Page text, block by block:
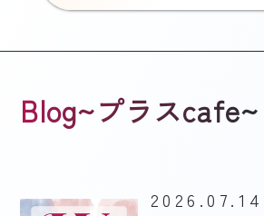
Blog~プラスcafe~
2026.07.14